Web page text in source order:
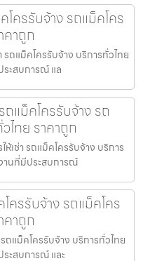
โครรับจ้าง รถแม็คโคร
คาถูก
รถแม็คโครรับจ้าง บริการทั่วไทย
ะสบการณ์ แล
แม็คโครรับจ้าง รถ
ไทย ราคาถูก
เช่า รถแม็คโครรับจ้าง บริการ
านที่มีประสบการณ์
ครรับจ้าง รถแม็คโคร
คาถูก
รถแม็คโครรับจ้าง บริการทั่วไทย
ะสบการณ์ และ